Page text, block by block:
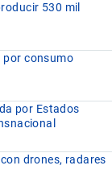
530 mil
por consumo
por Estados
drones, radares